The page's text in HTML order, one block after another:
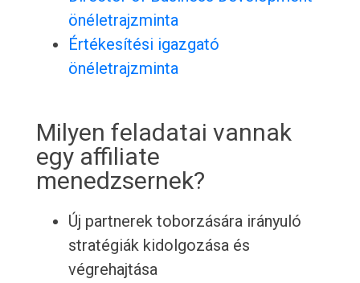
önéletrajzminta
Értékesítési igazgató
önéletrajzminta
Milyen feladatai vannak
egy affiliate
menedzsernek?
Új partnerek toborzására irányuló
stratégiák kidolgozása és
végrehajtása